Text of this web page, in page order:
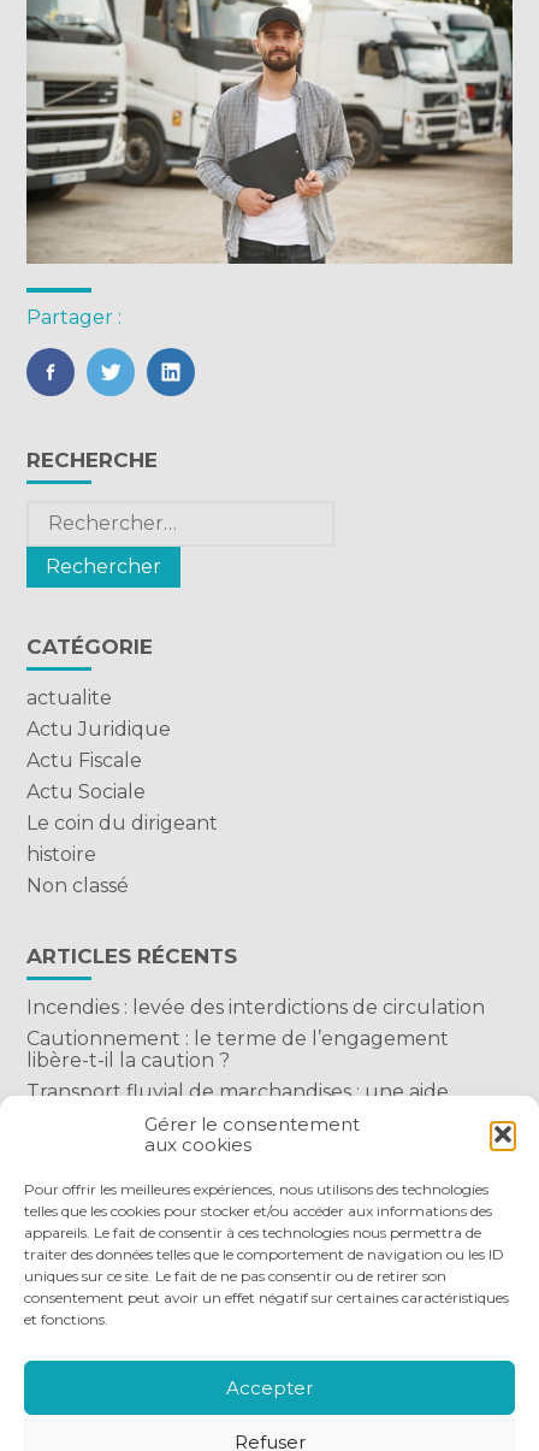
Gérer le consentement
aux cookies
Pour offrir les meilleures expériences, nous utilisons des technologies
telles que les cookies pour stocker et/ou accéder aux informations des
appareils. Le fait de consentir à ces technologies nous permettra de
traiter des données telles que le comportement de navigation ou les ID
uniques sur ce site. Le fait de ne pas consentir ou de retirer son
consentement peut avoir un effet négatif sur certaines caractéristiques
et fonctions.
Accepter
Refuser
Partager :
FaceBook
TwitterLinkedIn
Blog
sidebar
RECHERCHE
Rechercher :
CATÉGORIE
actualite
Actu Juridique
Actu Fiscale
Actu Sociale
Le coin du dirigeant
histoire
Non classé
ARTICLES RÉCENTS
Incendies : levée des interdictions de circulation
Cautionnement : le terme de l’engagement
libère-t-il la caution ?
Transport fluvial de marchandises : une aide
financière bienvenue
Succession : les donations du parent renonçant
Principale
NOS OUTILS DIGITAUX
NOUS REJOINDRE
NOUS CONTACTER